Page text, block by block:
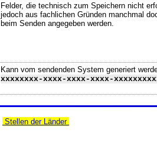
Felder, die technisch zum Speichern nicht
jedoch aus fachlichen Gründen manchmal
beim Senden angegeben werden.
Kann vom sendenden System generiert
xxxxxxxx-xxxx-xxxx-xxxx-
Stellen der Länder